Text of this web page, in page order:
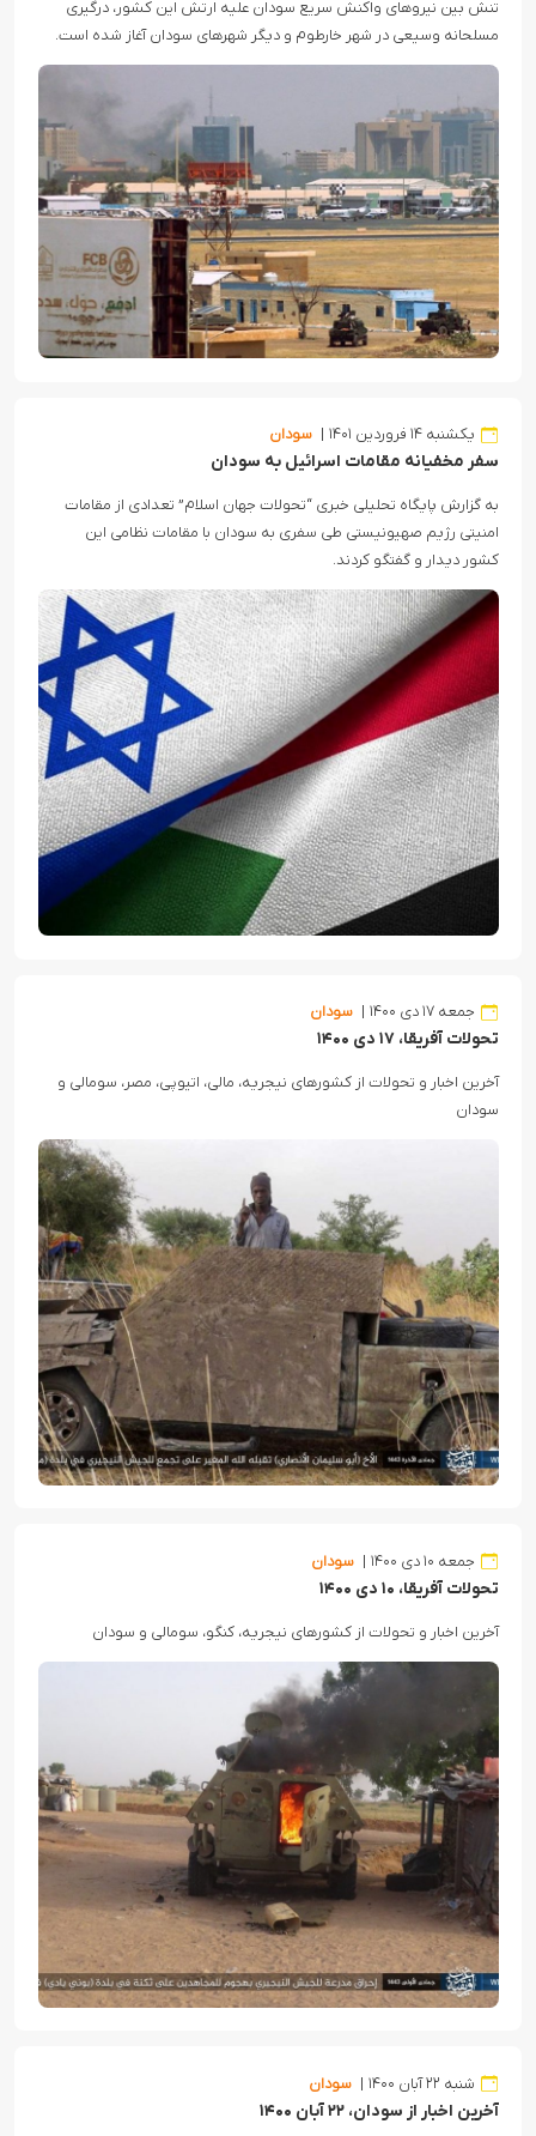
تنش بین نیروهای واکنش سریع سودان علیه ارتش این کشور، درگیری
مسلحانه وسیعی در شهر خارطوم و دیگر شهرهای سودان آغاز شده است.
یکشنبه ۱۴ فروردین ۱۴۰۱ سودان
سفر مخفیانه مقامات اسرائیل به سودان
به گزارش پایگاه تحلیلی خبری “تحولات جهان اسلام” تعدادی از مقامات
امنیتی رژیم صهیونیستی طی سفری به سودان با مقامات نظامی این
کشور دیدار و گفتگو کردند.
جمعه ۱۷ دی ۱۴۰۰ سودان
تحولات آفریقا، ۱۷ دی ۱۴۰۰
آخرین اخبار و تحولات از کشورهای نیجریه، مالی، اتیوپی، مصر، سومالی و
سودان
جمعه ۱۰ دی ۱۴۰۰ سودان
تحولات آفریقا، ۱۰ دی ۱۴۰۰
آخرین اخبار و تحولات از کشورهای نیجریه، کنگو، سومالی و سودان
شنبه ۲۲ آبان ۱۴۰۰ سودان
آخرین اخبار از سودان، ۲۲ آبان ۱۴۰۰